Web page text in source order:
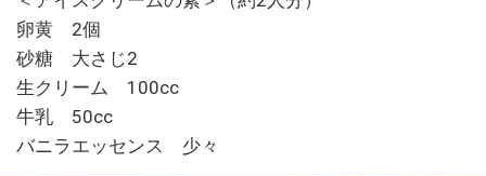
卵黄 2個
砂糖 大さじ2
生クリーム 100cc
牛乳 50cc
バニラエッセンス 少々